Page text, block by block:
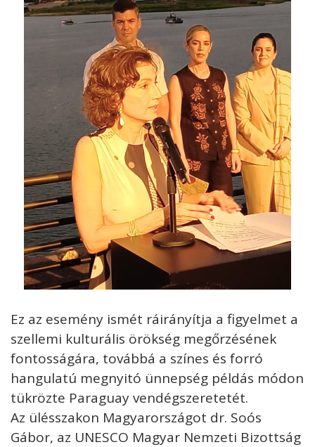
Ez az esemény ismét ráirányítja a figyelmet a
szellemi kulturális örökség megőrzésének
fontosságára, továbbá a színes és forró
hangulatú megnyitó ünnepség példás módon
tükrözte Paraguay vendégszeretetét.
Az ülésszakon Magyarországot dr. Soós
Gábor, az UNESCO Magyar Nemzeti Bizottság